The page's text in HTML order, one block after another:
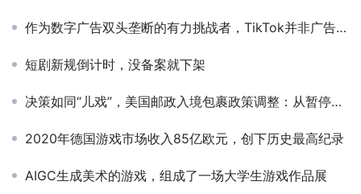
作为数字广告双头垄断的有力挑战者，TikTok并非广告的对立面
短剧新规倒计时，没备案就下架
决策如同“儿戏”，美国邮政入境包裹政策调整：从暂停到恢复短短24小时不到！
2020年德国游戏市场收入85亿欧元，创下历史最高纪录
AIGC生成美术的游戏，组成了一场大学生游戏作品展